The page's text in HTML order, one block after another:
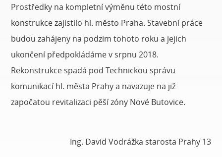
Prostředky na kompletní výměnu této mostní
konstrukce zajistilo hl. město Praha. Stavební práce
budou zahájeny na podzim tohoto roku a jejich
ukončení předpokládáme v srpnu 2018.
Rekonstrukce spadá pod Technickou správu
komunikací hl. města Prahy a navazuje na již
započatou revitalizaci pěší zóny Nové Butovice.
Ing. David Vodrážka starosta Prahy 13